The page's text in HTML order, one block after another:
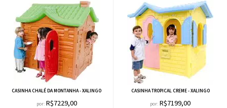
CASINHA CHALÉ DA MONTANHA - XALINGO
por: R$7229,00
CASINHA TROPICAL CREME - XALINGO
por: R$7199,00